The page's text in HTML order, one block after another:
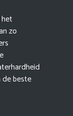
zo
de beste